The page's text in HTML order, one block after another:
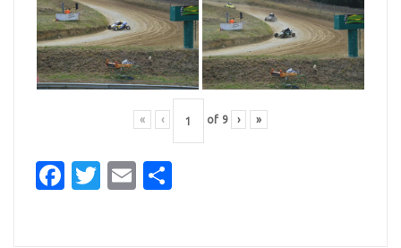
« ‹ of 9 › »
Facebook
Twitter
Email